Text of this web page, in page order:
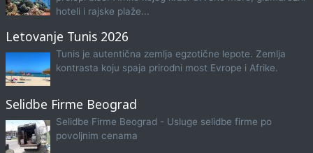
hoteli i rajske plaže...
Letovanje Tunis 2026
Tunis je autentična zemlja egzotične lepote. Zemlja
kontrasta koju spaja prirodni most Evrope i Afrike.
Selidbe Firme Beograd
Selidbe Firme Beograd - Usluge selidbe firme po
povoljnim cenama